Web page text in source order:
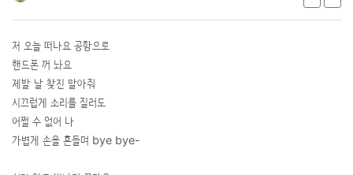
저 오늘 떠나요 공항으로
핸드폰 꺼 놔요
제발 날 찾진 말아줘
시끄럽게 소리를 질러도
어쩔 수 없어 나
가볍게 손을 흔들며 bye bye-